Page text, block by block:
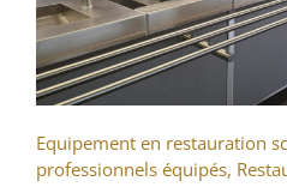
Equipement en restauration
professionnels équipés,